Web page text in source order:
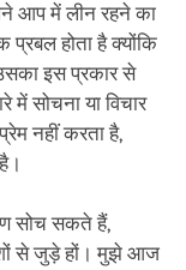
आप में लीन रहने का
होता है क्योंकि
इस प्रकार से
में सोचना या विचार
नहीं करता है,
सोच सकते हैं,
से जुड़े हों। मुझे आज